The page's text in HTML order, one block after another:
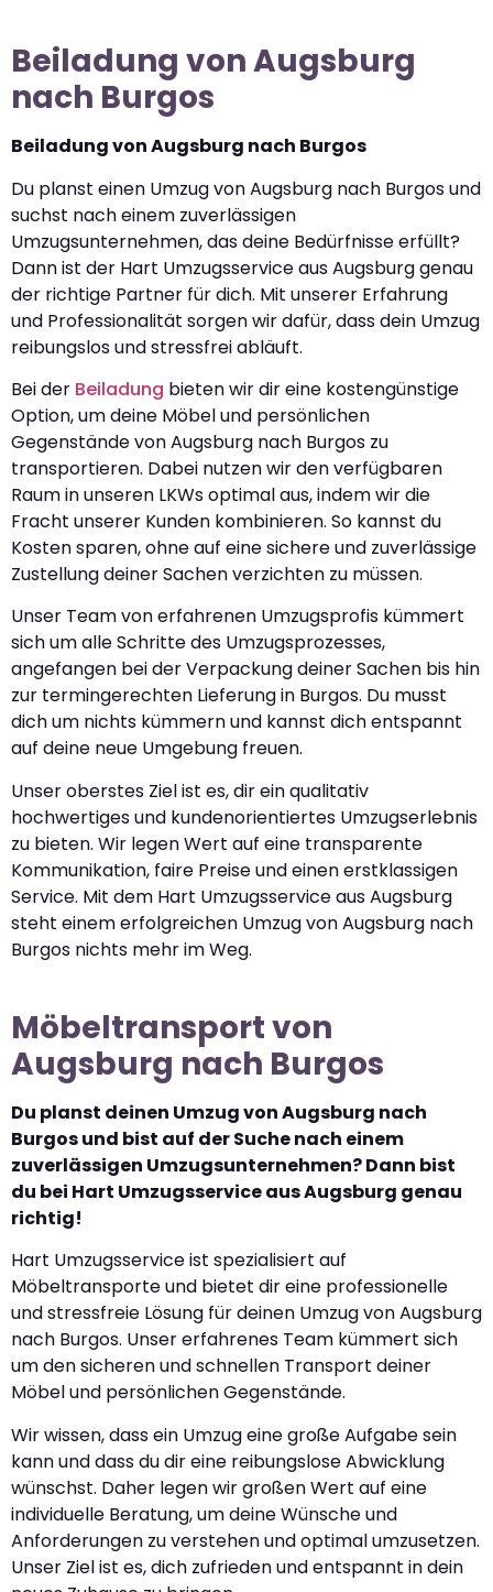
Beiladung von Augsburg
nach Burgos
Beiladung von Augsburg nach Burgos
Du planst einen Umzug von Augsburg nach Burgos und
suchst nach einem zuverlässigen
Umzugsunternehmen, das deine Bedürfnisse erfüllt?
Dann ist der Hart Umzugsservice aus Augsburg genau
der richtige Partner für dich. Mit unserer Erfahrung
und Professionalität sorgen wir dafür, dass dein Umzug
reibungslos und stressfrei abläuft.
Bei der Beiladung bieten wir dir eine kostengünstige
Option, um deine Möbel und persönlichen
Gegenstände von Augsburg nach Burgos zu
transportieren. Dabei nutzen wir den verfügbaren
Raum in unseren LKWs optimal aus, indem wir die
Fracht unserer Kunden kombinieren. So kannst du
Kosten sparen, ohne auf eine sichere und zuverlässige
Zustellung deiner Sachen verzichten zu müssen.
Unser Team von erfahrenen Umzugsprofis kümmert
sich um alle Schritte des Umzugsprozesses,
angefangen bei der Verpackung deiner Sachen bis hin
zur termingerechten Lieferung in Burgos. Du musst
dich um nichts kümmern und kannst dich entspannt
auf deine neue Umgebung freuen.
Unser oberstes Ziel ist es, dir ein qualitativ
hochwertiges und kundenorientiertes Umzugserlebnis
zu bieten. Wir legen Wert auf eine transparente
Kommunikation, faire Preise und einen erstklassigen
Service. Mit dem Hart Umzugsservice aus Augsburg
steht einem erfolgreichen Umzug von Augsburg nach
Burgos nichts mehr im Weg.
Möbeltransport von
Augsburg nach Burgos
Du planst deinen Umzug von Augsburg nach
Burgos und bist auf der Suche nach einem
zuverlässigen Umzugsunternehmen? Dann bist
du bei Hart Umzugsservice aus Augsburg genau
richtig!
Hart Umzugsservice ist spezialisiert auf
Möbeltransporte und bietet dir eine professionelle
und stressfreie Lösung für deinen Umzug von Augsburg
nach Burgos. Unser erfahrenes Team kümmert sich
um den sicheren und schnellen Transport deiner
Möbel und persönlichen Gegenstände.
Wir wissen, dass ein Umzug eine große Aufgabe sein
kann und dass du dir eine reibungslose Abwicklung
wünschst. Daher legen wir großen Wert auf eine
individuelle Beratung, um deine Wünsche und
Anforderungen zu verstehen und optimal umzusetzen.
Unser Ziel ist es, dich zufrieden und entspannt in dein